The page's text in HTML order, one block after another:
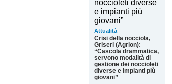
Attualità
Crisi della nocciola,
Griseri (Agrion):
“Cascola drammatica,
servono modalità di
gestione dei noccioleti
diverse e impianti più
giovani”